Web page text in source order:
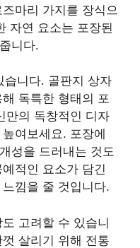
마리 가지를 장식으
자연 요소는 포장된
니다.
습니다. 골판지 상자
독특한 형태의 포
만의 독창적인 디자
여보세요. 포장에
성을 드러내는 것도
적인 요소가 담긴
낌을 줄 것입니다.
고려할 수 있습니
살리기 위해 전통